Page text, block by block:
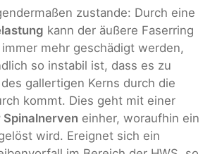
zustande: Durch eine
kann der äußere Faserring
mehr geschädigt werden,
so instabil ist, dass es zu
gallertigen Kerns durch die
kommt. Dies geht mit einer
Spinalnerven einher, woraufhin ein
wird. Ereignet sich ein